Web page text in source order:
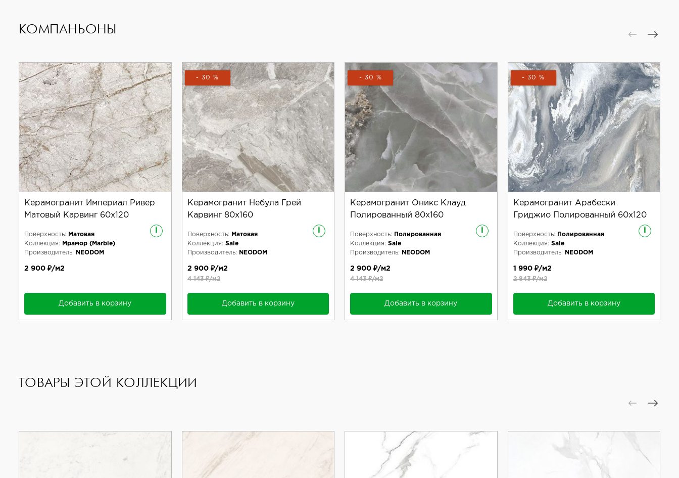
видом и служить долгие годы.
КОМПАНЬОНЫ
Керамогранит Империал Ривер
Матовый Карвинг 60x120
i
Поверхность:
Матовая
Коллекция:
Мрамор (Marble)
Производитель:
NEODOM
2 900 ₽/м2
Добавить в корзину
- 30 %
Керамогранит Небула Грей
Карвинг 80x160
i
Поверхность:
Матовая
Коллекция: Sale
Производитель:
NEODOM
2 900 ₽/м2
4 143 ₽/м2
Добавить в корзину
- 30 %
Керамогранит Оникс Клауд
Полированный 80x160
i
Поверхность:
Полированная
Коллекция: Sale
Производитель:
NEODOM
2 900 ₽/м2
4 143 ₽/м2
Добавить в корзину
- 30 %
Керамогранит Арабески
Гриджио Полированный 60x120
i
Поверхность:
Полированная
Коллекция: Sale
Производитель:
NEODOM
1 990 ₽/м2
2 843 ₽/м2
Добавить в корзину
ТОВАРЫ ЭТОЙ КОЛЛЕКЦИИ